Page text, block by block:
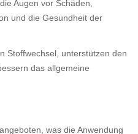
Augen vor Schäden,
und die Gesundheit der
Stoffwechsel, unterstützen den
das allgemeine
was die Anwendung